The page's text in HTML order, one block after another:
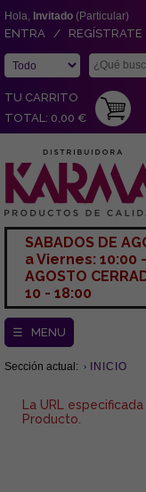
Hola, Invitado (Particular)
ENTRA / REGÍSTRATE
TU CARRITO
TOTAL: 0,00 €
SABADOS DE
a Viernes: 10:00
AGOSTO
10 - 18:00
☰ MENU
Sección actual: INICIO
La URL
Producto.